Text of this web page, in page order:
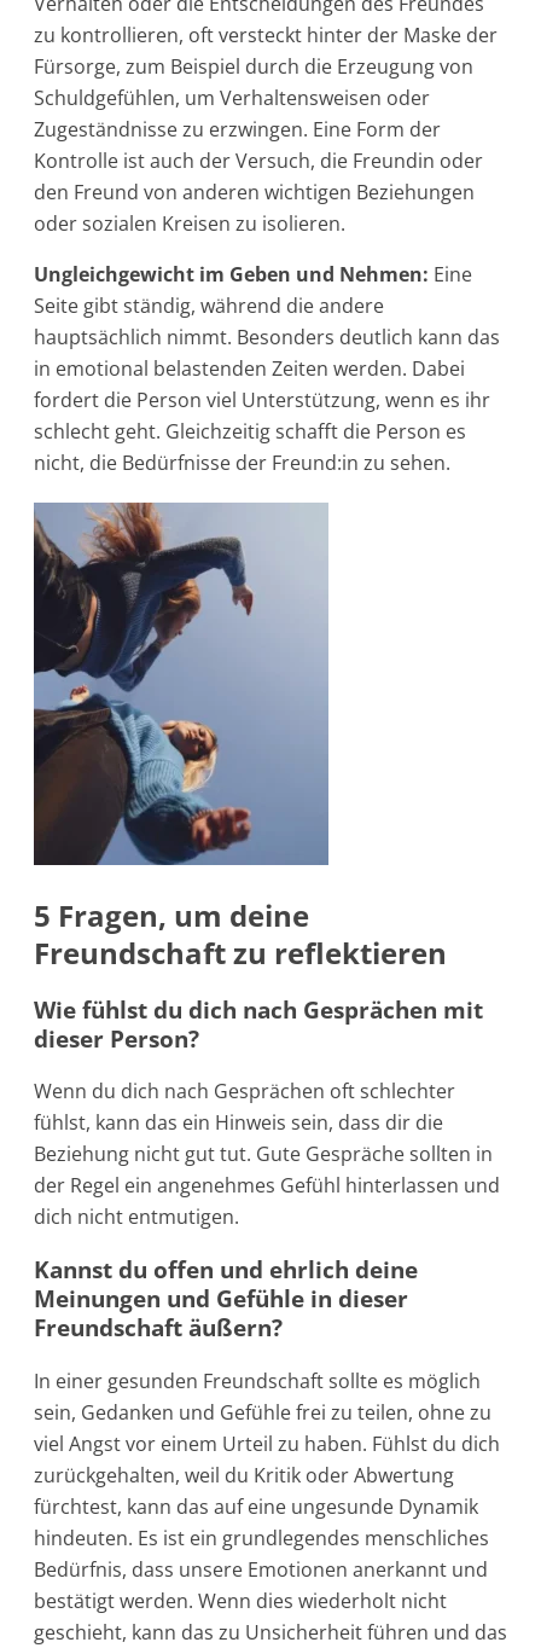
zu kontrollieren, oft versteckt hinter der Maske der
Fürsorge, zum Beispiel durch die Erzeugung von
Schuldgefühlen, um Verhaltensweisen oder
Zugeständnisse zu erzwingen. Eine Form der
Kontrolle ist auch der Versuch, die Freundin oder
den Freund von anderen wichtigen Beziehungen
oder sozialen Kreisen zu isolieren.
Ungleichgewicht im Geben und Nehmen: Eine
Seite gibt ständig, während die andere
hauptsächlich nimmt. Besonders deutlich kann das
in emotional belastenden Zeiten werden. Dabei
fordert die Person viel Unterstützung, wenn es ihr
schlecht geht. Gleichzeitig schafft die Person es
nicht, die Bedürfnisse der Freund:in zu sehen.
5 Fragen, um deine
Freundschaft zu reflektieren
Wie fühlst du dich nach Gesprächen mit
dieser Person?
Wenn du dich nach Gesprächen oft schlechter
fühlst, kann das ein Hinweis sein, dass dir die
Beziehung nicht gut tut. Gute Gespräche sollten in
der Regel ein angenehmes Gefühl hinterlassen und
dich nicht entmutigen.
Kannst du offen und ehrlich deine
Meinungen und Gefühle in dieser
Freundschaft äußern?
In einer gesunden Freundschaft sollte es möglich
sein, Gedanken und Gefühle frei zu teilen, ohne zu
viel Angst vor einem Urteil zu haben. Fühlst du dich
zurückgehalten, weil du Kritik oder Abwertung
fürchtest, kann das auf eine ungesunde Dynamik
hindeuten. Es ist ein grundlegendes menschliches
Bedürfnis, dass unsere Emotionen anerkannt und
bestätigt werden. Wenn dies wiederholt nicht
geschieht, kann das zu Unsicherheit führen und das